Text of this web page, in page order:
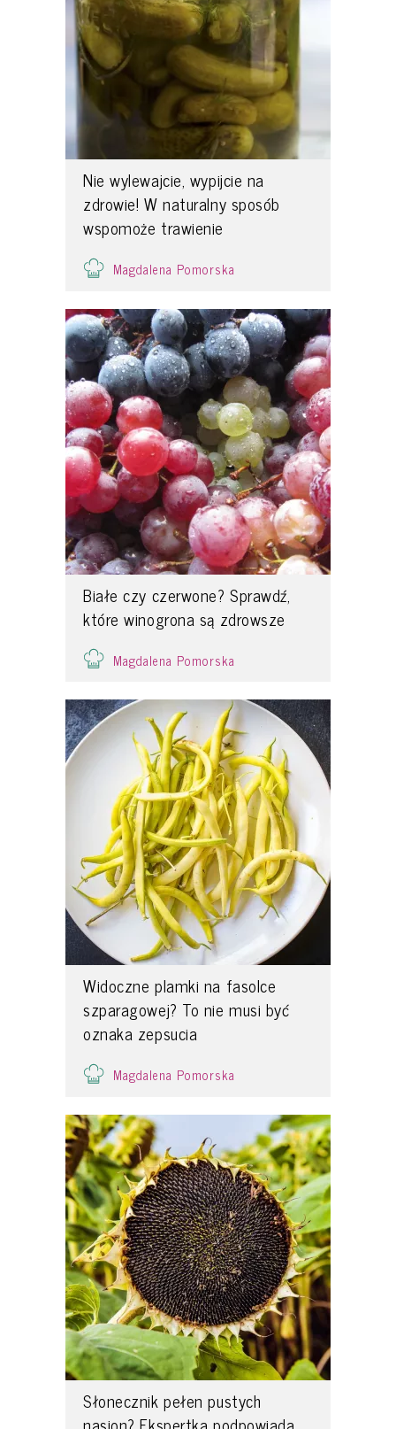
Nie wylewajcie, wypijcie na
zdrowie! W naturalny sposób
wspomoże trawienie
Magdalena Pomorska
Białe czy czerwone? Sprawdź,
które winogrona są zdrowsze
Magdalena Pomorska
Widoczne plamki na fasolce
szparagowej? To nie musi być
oznaka zepsucia
Magdalena Pomorska
Słonecznik pełen pustych